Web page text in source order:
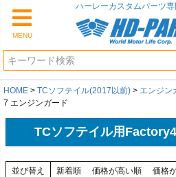
MENU
HOME TCソフテイル(2017以前) エンジン
7 エンジンガード
TCソフテイル用
並び替え 新着順 価格が高い順 価格